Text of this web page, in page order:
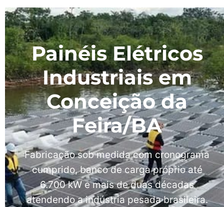
Painéis Elétricos
Industriais em
Conceição da
Feira/BA
Fabricação sob medida com cronograma
cumprido, banco de carga próprio até
6.700 kW e mais de duas décadas
atendendo a indústria pesada brasileira.